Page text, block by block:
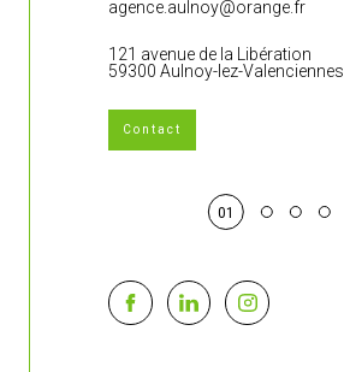
agence.aulnoy@orange.fr
121 avenue de la Libération
59300 Aulnoy-lez-Valenciennes
Contact
01